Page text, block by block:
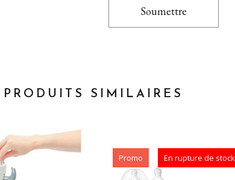
Soumettre
PRODUITS SIMILAIRES
Promo En rupture de stock